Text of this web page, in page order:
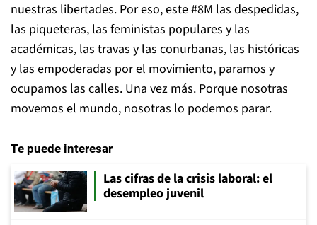
nuestras libertades. Por eso, este #8M las despedidas,
las piqueteras, las feministas populares y las
académicas, las travas y las conurbanas, las históricas
y las empoderadas por el movimiento, paramos y
ocupamos las calles. Una vez más. Porque nosotras
movemos el mundo, nosotras lo podemos parar.
Te puede interesar
Las cifras de la crisis laboral: el
desempleo juvenil